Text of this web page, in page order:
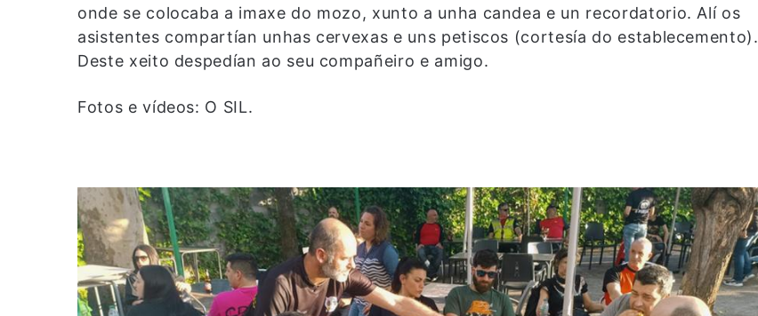
onde se colocaba a imaxe do mozo, xunto a unha candea e un recordatorio. Alí os
asistentes compartían unhas cervexas e uns petiscos (cortesía do establecemento).
Deste xeito despedían ao seu compañeiro e amigo.
Fotos e vídeos: O SIL.